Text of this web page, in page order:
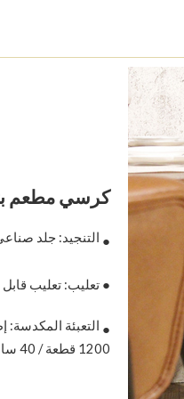
كرسي مطعم
● التنجيد: جلد
● تعليب: تعليب
●
1200 قطعة / 40 ساعة في الدقيقة